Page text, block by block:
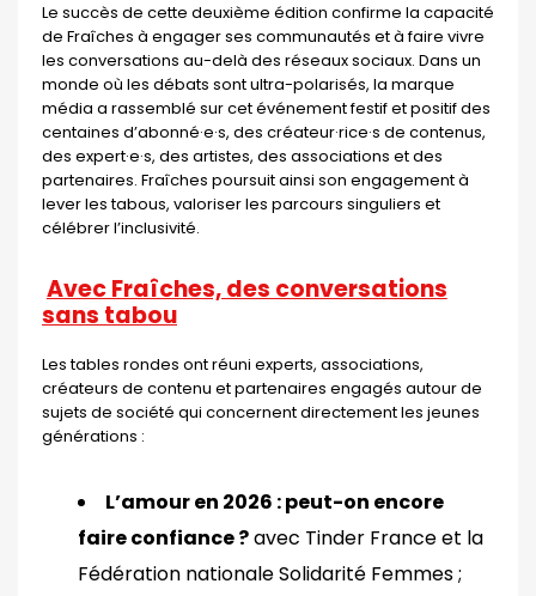
Le succès de cette deuxième édition confirme la capacité
de Fraîches à engager ses communautés et à faire vivre
les conversations au-delà des réseaux sociaux. Dans un
monde où les débats sont ultra-polarisés, la marque
média a rassemblé sur cet événement festif et positif des
centaines d’abonné·e·s, des créateur·rice·s de contenus,
des expert·e·s, des artistes, des associations et des
partenaires. Fraîches poursuit ainsi son engagement à
lever les tabous, valoriser les parcours singuliers et
célébrer l’inclusivité.
Avec Fraîches, des conversations
sans tabou
Les tables rondes ont réuni experts, associations,
créateurs de contenu et partenaires engagés autour de
sujets de société qui concernent directement les jeunes
générations :
L’amour en 2026 : peut-on encore
faire confiance ?avec Tinder France et la
Fédération nationale Solidarité Femmes ;